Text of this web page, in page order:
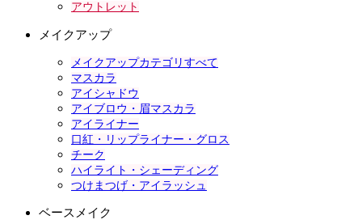
アウトレット
メイクアップ
メイクアップカテゴリすべて
マスカラ
アイシャドウ
アイブロウ・眉マスカラ
アイライナー
口紅・リップライナー・グロス
チーク
ハイライト・シェーディング
つけまつげ・アイラッシュ
ベースメイク